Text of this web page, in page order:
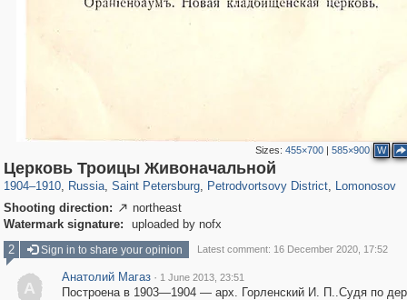
Sizes: 455×700| 585×900 W
Церковь Троицы Живоначальной
1904–1910, Russia
1,407,399 29,248
, Saint Petersburg
197,269 5,714
, Petrodvortsovy District
10,781 350
, Lomonosov
52
Shooting direction:  northeast
Watermark signature:
uploaded by nofx
2
Sign in to share your opinion Latest comment: 16 December 2020, 17:52
А
Анатолий Магаз · 1 June 2013, 23:51
Построена в 1903—1904 — арх. Горленский И. П..Судя по